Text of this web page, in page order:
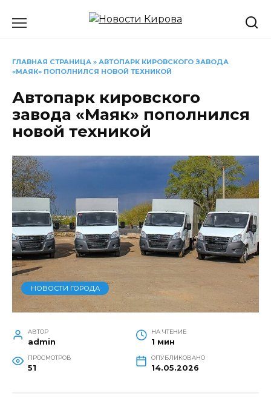
ГЛАВНАЯ СТРАНИЦА » АВТОПАРК КИРОВСКОГО ЗАВОДА
«МАЯК» ПОПОЛНИЛСЯ НОВОЙ ТЕХНИКОЙ
Автопарк кировского
завода «Маяк» пополнился
новой техникой
НОВОСТИ ГОРОДА
АВТОР
admin
НА ЧТЕНИЕ
1 мин
ПРОСМОТРОВ
51
ОПУБЛИКОВАНО
14.05.2026